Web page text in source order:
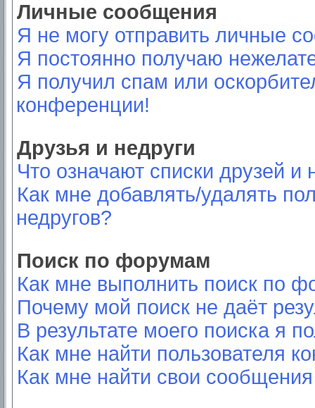
Личные сообщения
Я не могу отправить личные
Я постоянно получаю
Я получил спам или
конференции!
Друзья и недруги
Что означают списки друзей и
Как мне добавлять/удалять
недругов?
Поиск по форумам
Как мне выполнить поиск по
Почему мой поиск не даёт
В результате моего поиска я
Как мне найти пользователя
Как мне найти свои